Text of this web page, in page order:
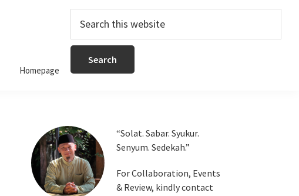
Homepage
Search
this
Primary
Sidebar
“Solat. Sabar. Syukur.
Senyum. Sedekah.”
For Collaboration, Events
& Review, kindly contact